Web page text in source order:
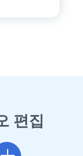
편집